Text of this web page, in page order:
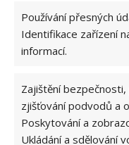
Používání přesných
Identifikace zařízení
informací.
Zajištění
zjišťování podvodů a
Poskytování a
Ukládání a sdělování